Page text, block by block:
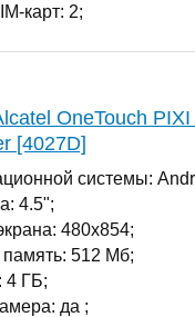
карт: 2;
OneTouch PIXI
[4027D]
системы:
4.5";
480x854;
512 Мб;
4 ГБ;
да ;